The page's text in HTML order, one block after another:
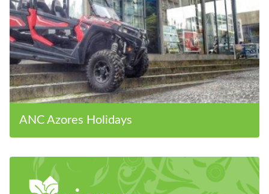
ANC Azores Holidays